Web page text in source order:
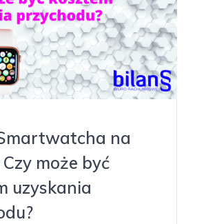
na
Czy może być
uzyskania